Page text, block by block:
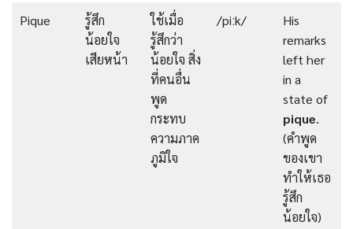
Pique
รู้สึก
น้อยใจ
เสียหน้า
ใช้เมื่อ
รู้สึกว่า
น้อยใจ สิ่ง
ที่คนอื่น
พูด
กระทบ
ความภาค
ภูมิใจ
/piːk/
His
remarks
left her
in a
state of
pique.
(คำพูด
ของเขา
ทำให้เธอ
รู้สึก
น้อยใจ)